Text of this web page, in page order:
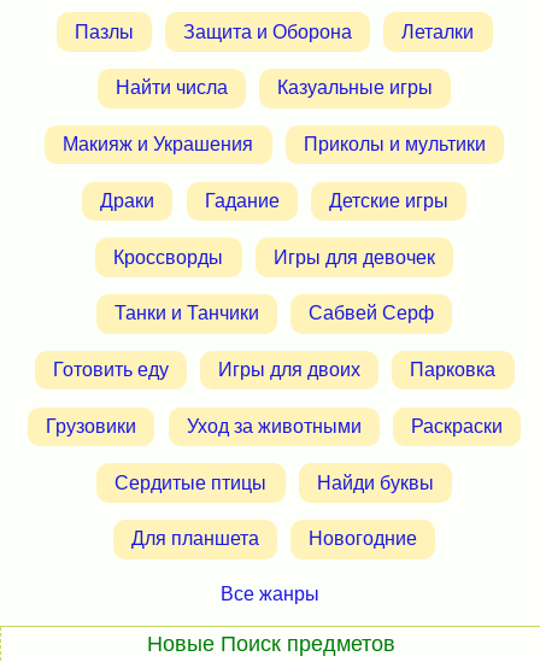
Пазлы Защита и Оборона Леталки
Найти числа Казуальные игры
Макияж и Украшения Приколы и мультики
Драки Гадание Детские игры
Кроссворды Игры для девочек
Танки и Танчики Сабвей Серф
Готовить еду Игры для двоих Парковка
Грузовики Уход за животными Раскраски
Сердитые птицы Найди буквы
Для планшета Новогодние
Все жанры
Новые Поиск предметов